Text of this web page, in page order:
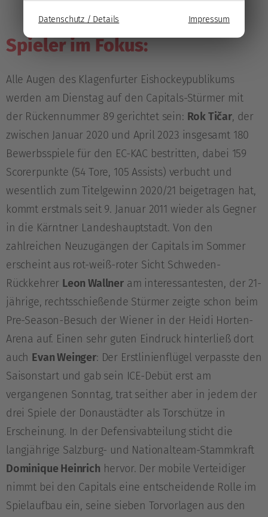
Datenschutz / Details Impressum
Spieler im Fokus:
Alle Augen des Klagenfurter Eishockeypublikums
werden am Dienstag auf den Capitals-Stürmer mit
der Rückennummer 89 gerichtet sein: Rok Tičar, der
zwischen Januar 2020 und April 2023 insgesamt 180
Bewerbsspiele für den EC-KAC bestritten, dabei 159
Scorerpunkte (54 Tore, 105 Assists) verbucht und
wesentlich zum Titelgewinn 2020/21 beigetragen hat,
kommt erstmals seit 9. Januar 2011 wieder als Gegner
in die Kärntner Landeshauptstadt. Von den
zahlreichen Neuzugängen der Capitals im Sommer
erscheint aus rot-weiß-roter Sicht Schweden-
Rückkehrer Leon Wallneram interessantesten, der 21-
jährige, rechtsschießende Stürmer zeigte schon beim
Pre-Season-Besuch der Wiener in der Heidi Horten-
Arena auf. Einen sehr guten Eindruck hinterließ dort
auch Evan Weinger: Der Erstlinienflügel verpasste den
Saisonstart und gab sein ICE-Debüt erst am
vergangenen Sonntag, trat seither aber in jedem der
drei Spiele der Donaustädter als Torschütze in
Erscheinung. In der Defensivabteilung sticht die
langjährige Salzburg- und Nationalteam-Stammkraft
Dominique Heinrich hervor. Der mobile Verteidiger
nimmt bei den Capitals eine entscheidende Rolle im
Spielaufbau ein, seine sieben Torvorlagen aus den